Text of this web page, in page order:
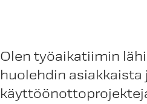
Olen työaikatiimin
huolehdin